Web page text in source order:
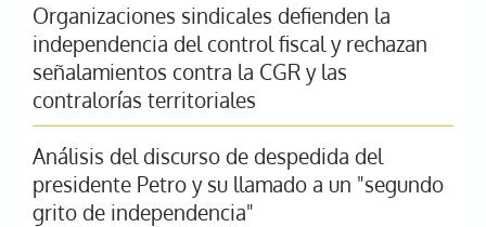
Organizaciones sindicales defienden la
independencia del control fiscal y rechazan
señalamientos contra la CGR y las
contralorías territoriales
Análisis del discurso de despedida del
presidente Petro y su llamado a un "segundo
grito de independencia"